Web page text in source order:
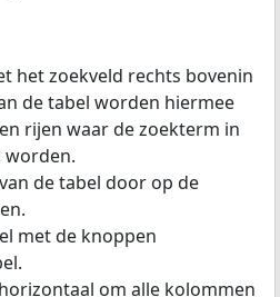
het zoekveld rechts bovenin
de tabel worden hiermee
rijen waar de zoekterm in
de tabel door op de
met de knoppen
om alle kolommen